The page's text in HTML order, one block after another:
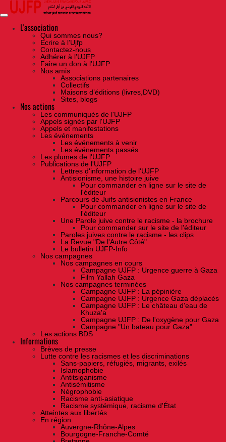
Skip
the
contentL'association
Qui sommes nous?
Ecrire à l’Ujfp
Contactez-nous
Adhérer à l’UJFP
Faire un don à l’UJFP
Nos amis
Associations partenaires
Collectifs
Maisons d’éditions (livres,DVD)
Sites, blogs
Nos actions
Les communiqués de l'UJFP
Appels signés par l'UJFP
Appels et manifestations
Les événements
Les événements à venir
Les événements passés
Les plumes de l'UJFP
Publications de l'UJFP
Lettres d'information de l'UJFP
Antisionisme, une histoire juive
Pour commander en ligne sur le site de
l'éditeur
Parcours de Juifs antisionistes en France
Pour commander en ligne sur le site de
l'éditeur
Une Parole juive contre le racisme - la brochure
Pour commander sur le site de l'éditeur
Paroles juives contre le racisme - les clips
La Revue "De l'Autre Côté"
Le bulletin UJFP-Info
Nos campagnes
Nos campagnes en cours
Campagne UJFP : Urgence guerre à Gaza
Film Yallah Gaza
Nos campagnes terminées
Campagne UJFP : La pépinière
Campagne UJFP : Urgence Gaza déplacés
Campagne UJFP : Le château d'eau de
Khuza'a
Campagne UJFP : De l'oxygène pour Gaza
Campagne "Un bateau pour Gaza"
Les actions BDS
Informations
Brèves de presse
Lutte contre les racismes et les discriminations
Sans-papiers, réfugiés, migrants, exilés
Islamophobie
Antitsiganisme
Antisémitisme
Négrophobie
Racisme anti-asiatique
Racisme systémique, racisme d'État
Atteintes aux libertés
En région
Auvergne-Rhône-Alpes
Bourgogne-Franche-Comté